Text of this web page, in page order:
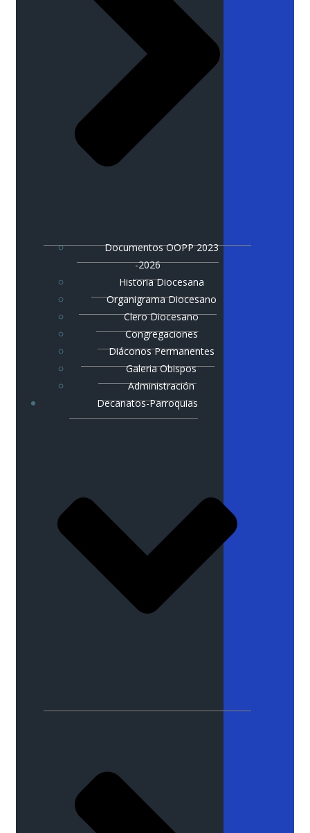
Documentos OOPP 2023
-2026
Historia Diocesana
Organigrama Diocesano
Clero Diocesano
Congregaciones
Diáconos Permanentes
Galeria Obispos
Administración
Decanatos-Parroquias